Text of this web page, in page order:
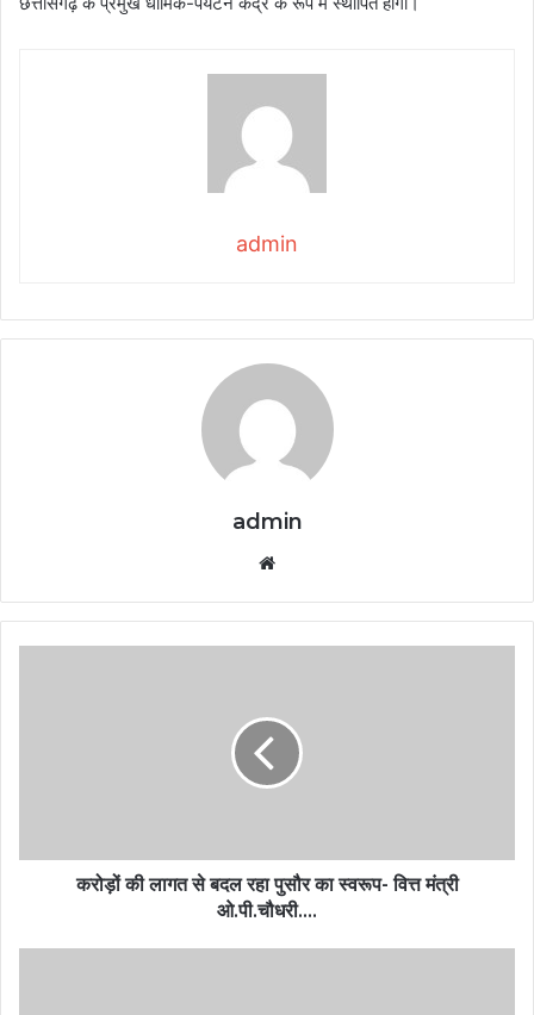
admin
admin
करोड़ों की लागत से बदल रहा पुसौर का स्वरूप- वित्त मंत्री
ओ.पी.चौधरी….